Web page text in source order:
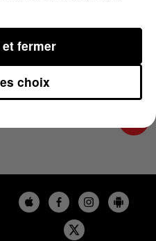
choix
fermer